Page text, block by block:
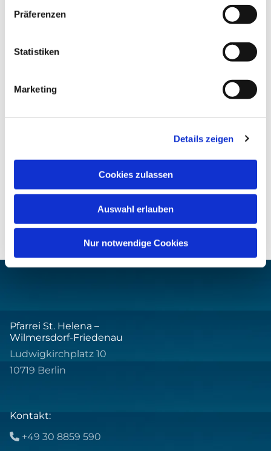
Präferenzen
Statistiken
Marketing
Details zeigen
Cookies zulassen
Auswahl erlauben
Nur notwendige Cookies
Pfarrei St. Helena –
Wilmersdorf-Friedenau
Ludwigkirchplatz 10
10719 Berlin
Kontakt:
 +49 30 8859 590